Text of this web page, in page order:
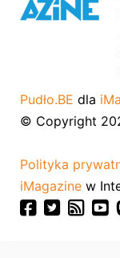
Pudło.BE dla
© Copyright
Polityka
iMagazine w